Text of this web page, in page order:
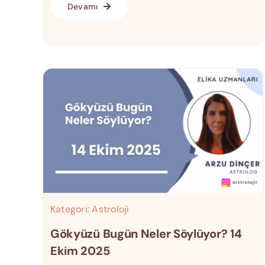
Devamı
Kategori:Astroloji
Gökyüzü Bugün Neler Söylüyor? 14
Ekim 2025